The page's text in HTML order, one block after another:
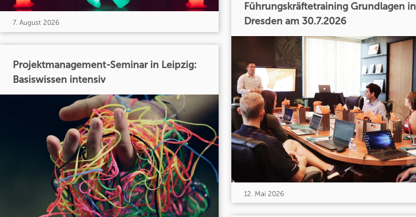
7. August 2026
Projektmanagement-Seminar in Leipzig:
Basiswissen intensiv
Führungskräftetraining Grundlagen in
Dresden am 30.7.2026
12. Mai 2026